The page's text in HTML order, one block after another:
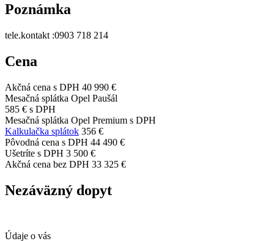
Poznámka
tele.kontakt :0903 718 214
Cena
Akčná cena s DPH 40 990 €
Mesačná splátka Opel Paušál
585 € s DPH
Mesačná splátka Opel Premium s DPH
Kalkulačka splátok 356 €
Pôvodná cena s DPH 44 490 €
Ušetríte s DPH 3 500 €
Akčná cena bez DPH 33 325 €
Nezáväzný dopyt
Údaje o vás